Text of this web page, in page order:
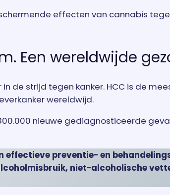
effecten van cannabis
Een wereldwijde
strijd tegen kanker. HCC is de
wereldwijd.
nieuwe gediagnosticeerde
preventie- en
niet-alcoholische